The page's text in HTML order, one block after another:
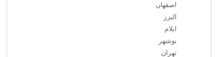
اصفهان
البرز
ایلام
بوشهر
تهران